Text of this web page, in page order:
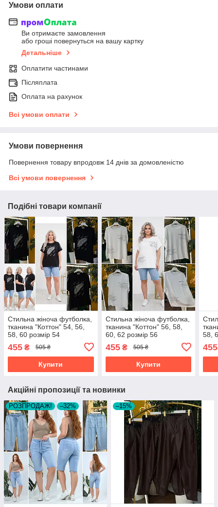
Умови оплати
Ви отримаєте замовлення
або гроші повернуться на вашу картку
Детальніше
Оплатити частинами
Післяплата
Оплата на рахунок
Всі умови оплати
Умови повернення
Повернення товару впродовж 14 днів за домовленістю
Всі умови повернення
Подібні товари компанії
Стильна жіноча футболка,
тканина "Коттон" 54, 56,
58, 60 розмір 54
455 ₴ 505 ₴
Купити
Стильна жіноча футболка,
тканина "Коттон" 56, 58,
60, 62 розмір 56
455₴ 505 ₴
Купити
58,
455
Акційні пропозиції та новинки
РОЗПРОДАЖ! –32% –15%